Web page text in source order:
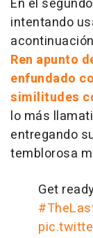
En el
intentando
Ren apunto
enfundado
similitudes
lo más
entregando
temblorosa
Get